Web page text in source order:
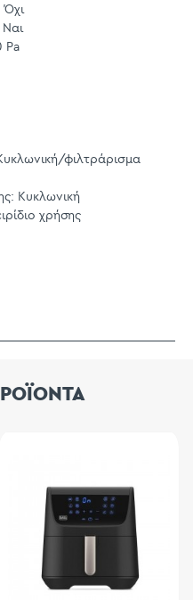
Pa
φιλτράρισμα
Κυκλωνική
χρήσης